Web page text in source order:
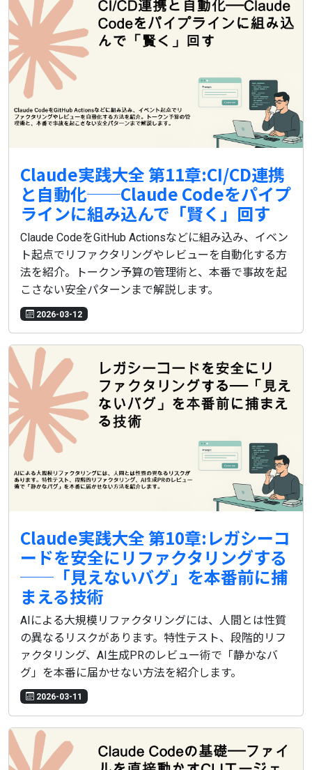
Claude実践大全 第11章:CI/CD連携
と自動化──Claude Codeをパイプ
ラインに組み込んで「賢く」回す
Claude CodeをGitHub Actionsなどに組み込み、イベン
ト起点でリファクタリングやレビューを自動化する方
法を紹介。トークン予算の管理術と、本番で事故を起
こさない安全パターンまで解説します。
2026-03-12
Claude実践大全 第10章:レガシーコ
ードを安全にリファクタリングする
──「見えないバグ」を本番前に捕
まえる技術
AIによる大規模リファクタリングには、人間とは性質
の異なるリスクがあります。特性テスト、段階的リフ
ァクタリング、AI生成PRのレビュー術で「静かなバ
グ」を本番に届かせない方法を紹介します。
2026-03-11